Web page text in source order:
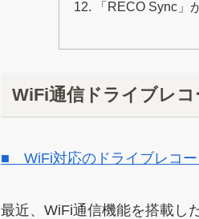
「RECO Sync」
WiFi通信ドライブレ
■ WiFi対応のドライブレコー
最近、WiFi通信機能を搭載し